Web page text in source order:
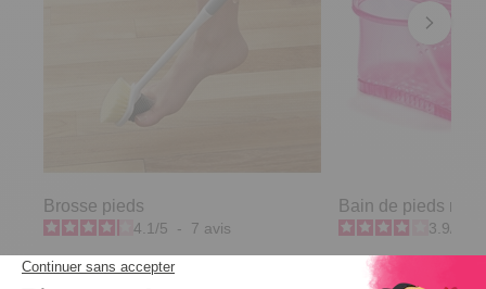
Brosse pieds
4.1 /5 - 7 avis
7,99 €
Bain de pieds rose
3.9
19,99 €